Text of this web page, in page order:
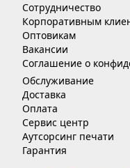
Сотрудничество
Корпоративным
Оптовикам
Вакансии
Соглашение о
Обслуживание
Доставка
Оплата
Сервис центр
Аутсорсинг печати
Гарантия